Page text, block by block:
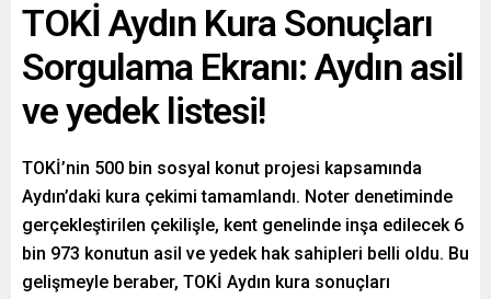
TOKİ Aydın Kura Sonuçları
Sorgulama Ekranı: Aydın asil
ve yedek listesi!
TOKİ’nin 500 bin sosyal konut projesi kapsamında
Aydın’daki kura çekimi tamamlandı. Noter denetiminde
gerçekleştirilen çekilişle, kent genelinde inşa edilecek 6
bin 973 konutun asil ve yedek hak sahipleri belli oldu. Bu
gelişmeyle beraber, TOKİ Aydın kura sonuçları